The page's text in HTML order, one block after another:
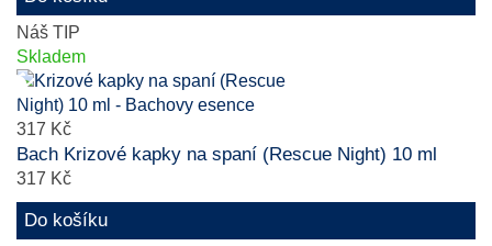
Náš TIP
Skladem
317 Kč
Bach Krizové kapky na spaní (Rescue Night) 10 ml
317 Kč
Do košíku